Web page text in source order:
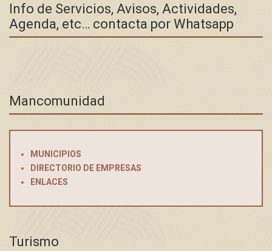
Info de Servicios, Avisos, Actividades,
Agenda, etc… contacta por Whatsapp
Mancomunidad
MUNICIPIOS
DIRECTORIO DE EMPRESAS
ENLACES
Turismo